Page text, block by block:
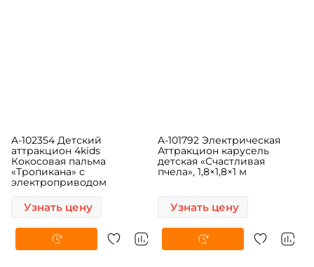
A-102354 Детский
аттракцион 4kids
Кокосовая пальма
«Тропикана» с
электроприводом
Узнать цену
A-101792 Электрическая
детская «Счастливая
пчела», 1,8×1,8×1 м
Узнать цену